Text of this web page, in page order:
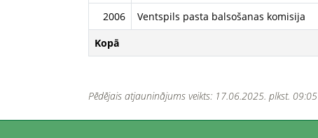
2006
Ventspils pasta balsošanas komisija
Kopā
Pēdējais atjauninājums veikts: 17.06.2025. plkst. 09:05